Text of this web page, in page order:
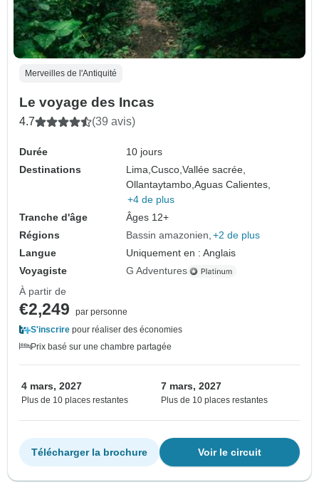
Merveilles de l'Antiquité
Le voyage des Incas
4.7 (39 avis)
Durée
10 jours
Destinations
Lima,Cusco,Vallée sacrée,
Ollantaytambo,Aguas Calientes,
+4 de plus
Tranche d'âge
Âges 12+
Régions
Bassin amazonien +2 de plus
Langue
Uniquement en : Anglais
Voyagiste
G Adventures
À partir de
€2,249
par personne
S'inscrire pour réaliser des économies
Prix basé sur une chambre partagée
4 mars, 2027
Plus de 10 places restantes
7 mars, 2027
Plus de 10 places restantes
Voir le circuit
Télécharger la brochure